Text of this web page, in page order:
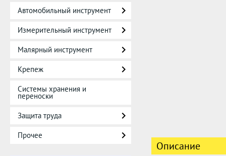
Автомобильный инструмент
Измерительный инструмент
Малярный инструмент
Крепеж
Системы хранения и
переноски
Защита труда
Прочее
Описание